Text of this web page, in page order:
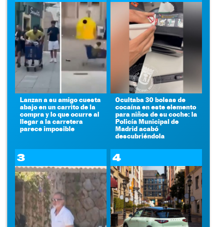
Lanzan a su amigo cuesta
abajo en un carrito de la
compra y lo que ocurre al
llegar a la carretera
parece imposible
Ocultaba 30 bolsas de
cocaína en este elemento
para niños de su coche: la
Policía Municipal de
Madrid acabó
descubriéndola
3 4